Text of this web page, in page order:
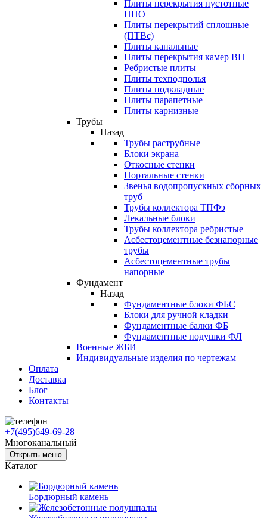
Плиты перекрытия пустотные
ПНО
Плиты перекрытий сплошные
(ПТВс)
Плиты канальные
Плиты перекрытия камер ВП
Ребристые плиты
Плиты техподполья
Плиты подкладные
Плиты парапетные
Плиты карнизные
Трубы
Назад
Трубы раструбные
Блоки экрана
Откосные стенки
Портальные стенки
Звенья водопропускных сборных
труб
Трубы коллектора ТПФэ
Лекальные блоки
Трубы коллектора ребристые
Асбестоцементные безнапорные
трубы
Асбестоцементные трубы
напорные
Фундамент
Назад
Фундаментные блоки ФБС
Блоки для ручной кладки
Фундаментные балки ФБ
Фундаментные подушки ФЛ
Военные ЖБИ
Индивидуальные изделия по чертежам
Оплата
Доставка
Блог
Контакты
+7(495)649-69-28
Многоканальный
Открыть меню
Каталог
Бордюрный камень